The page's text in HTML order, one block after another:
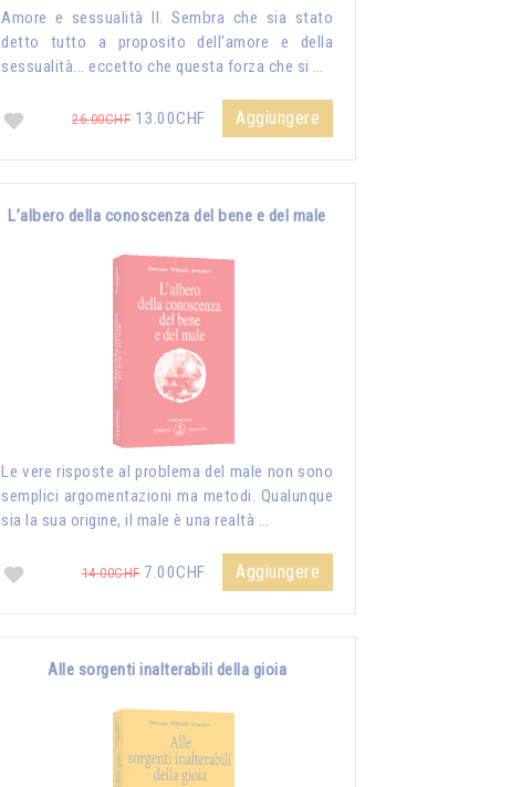
Amore e sessualità II. Sembra che sia stato
detto tutto a proposito dell'amore e della
sessualità... eccetto che questa forza che si …
26.00CHF 13.00CHF Aggiungere
L’albero della conoscenza del bene e del male
Le vere risposte al problema del male non sono
semplici argomentazioni ma metodi. Qualunque
sia la sua origine, il male è una realtà …
14.00CHF7.00CHF Aggiungere
Alle sorgenti inalterabili della gioia